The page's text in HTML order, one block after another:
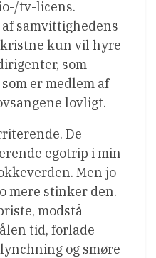
tv-licens.
samvittighedens
kun vil hyre
som
er medlem af
lovligt.
De
egotrip i min
Men jo
mere stinker den.
modstå
tid, forlade
og smøre